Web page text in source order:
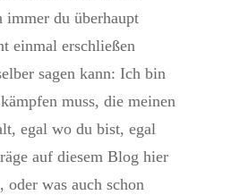
immer du überhaupt
einmal erschließen
sagen kann: Ich bin
muss, die meinen
egal wo du bist, egal
auf diesem Blog hier
was auch schon